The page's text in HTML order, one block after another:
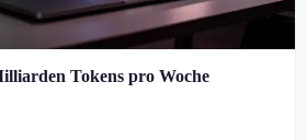
Tokens pro Woche